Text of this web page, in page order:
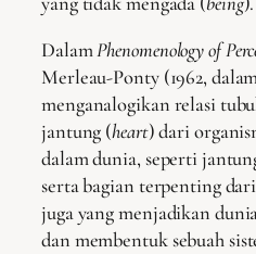
DalamPhenomenology of
Merleau-Ponty (1962,
menganalogikan relasi
jantung (heart) dari
dalam dunia, seperti
serta bagian terpenting
juga yang menjadikan
dan membentuk sebuah